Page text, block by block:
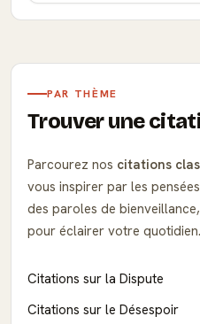
PAR THÈME
Trouver une
Parcourez nos citations
vous inspirer par les
des paroles de
pour éclairer votre quotidien.
Citations sur la Dispute
Citations sur le Désespoir